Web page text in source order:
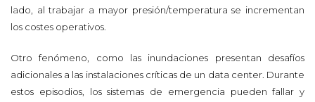
lado, al trabajar a mayor presión/temperatura se incrementan
los costes operativos.
Otro fenómeno, como las inundaciones presentan desafíos
adicionales a las instalaciones críticas de un data center. Durante
estos episodios, los sistemas de emergencia pueden fallar y